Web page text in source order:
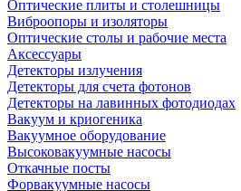
Оптические плиты и столешницы
Виброопоры и изоляторы
Оптические столы и рабочие места
Аксессуары
Детекторы излучения
Детекторы для счета фотонов
Детекторы на лавинных фотодиодах
Вакуум и криогеника
Вакуумное оборудование
Высоковакуумные насосы
Откачные посты
Форвакуумные насосы